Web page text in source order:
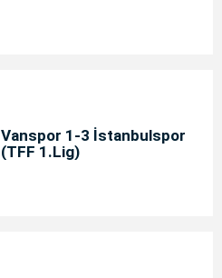
Vanspor 1-3 İstanbulspor
(TFF 1.Lig)